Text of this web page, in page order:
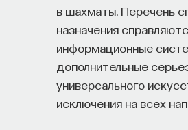
в шахматы. Перечень
назначения
информационные
дополнительные
универсального
исключения на всех